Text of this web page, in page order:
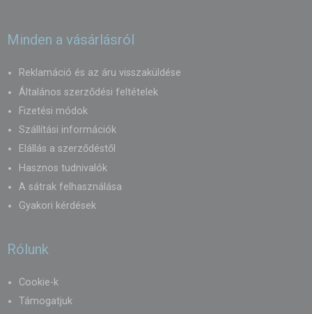
Minden a vásárlásról
Reklamáció és az áru visszaküldése
Általános szerződési feltételek
Fizetési módok
Szállítási információk
Elállás a szerződéstől
Hasznos tudnivalók
A sátrak felhasználása
Gyakori kérdések
Rólunk
Cookie-k
Támogatjuk